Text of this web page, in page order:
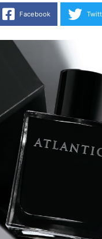
Facebook